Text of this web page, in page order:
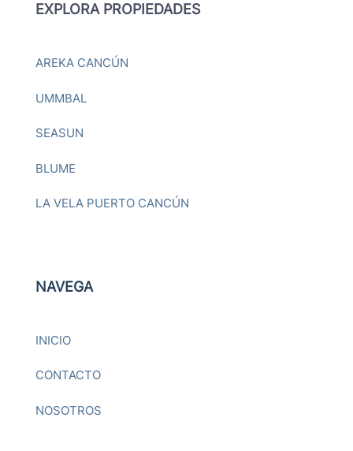
EXPLORA PROPIEDADES
AREKA CANCÚN
UMMBAL
SEASUN
BLUME
LA VELA PUERTO CANCÚN
NAVEGA
INICIO
CONTACTO
NOSOTROS